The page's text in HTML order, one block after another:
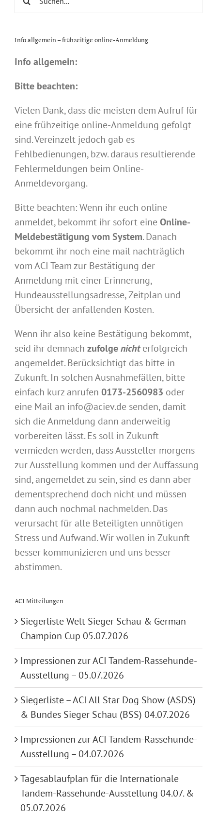
Info allgemein – frühzeitige online-Anmeldung
Info allgemein:
Bitte beachten:
Vielen Dank, dass die meisten dem Aufruf für
eine frühzeitige online-Anmeldung gefolgt
sind. Vereinzelt jedoch gab es
Fehlbedienungen, bzw. daraus resultierende
Fehlermeldungen beim Online-
Anmeldevorgang.
Bitte beachten: Wenn ihr euch online
anmeldet, bekommt ihr sofort eine Online-
Meldebestätigung vom System. Danach
bekommt ihr noch eine mail nachträglich
vom ACI Team zur Bestätigung der
Anmeldung mit einer Erinnerung,
Hundeausstellungsadresse, Zeitplan und
Übersicht der anfallenden Kosten.
Wenn ihr also keine Bestätigung bekommt,
seid ihr demnach zufolgenicht erfolgreich
angemeldet. Berücksichtigt das bitte in
Zukunft. In solchen Ausnahmefällen, bitte
einfach kurz anrufen 0173-2560983 oder
eine Mail an info@aciev.de senden, damit
sich die Anmeldung dann anderweitig
vorbereiten lässt. Es soll in Zukunft
vermieden werden, dass Aussteller morgens
zur Ausstellung kommen und der Auffassung
sind, angemeldet zu sein, sind es dann aber
dementsprechend doch nicht und müssen
dann auch nochmal nachmelden. Das
verursacht für alle Beteiligten unnötigen
Stress und Aufwand. Wir wollen in Zukunft
besser kommunizieren und uns besser
abstimmen.
ACI Mitteilungen
Siegerliste Welt Sieger Schau & German
Champion Cup 05.07.2026
Impressionen zur ACI Tandem-Rassehunde-
Ausstellung – 05.07.2026
Siegerliste – ACI All Star Dog Show (ASDS)
& Bundes Sieger Schau (BSS) 04.07.2026
Impressionen zur ACI Tandem-Rassehunde-
Ausstellung – 04.07.2026
Tagesablaufplan für die Internationale
Tandem-Rassehunde-Ausstellung 04.07. &
05.07.2026